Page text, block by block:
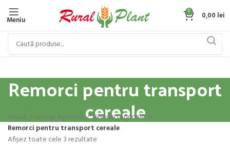
Meniu
0 0,00 lei
Remorci pentru transport
cereale
Acasă Utilaje agricole
Remorci agricole
Remorci pentru transport cereale
Afișez toate cele 3 rezultate